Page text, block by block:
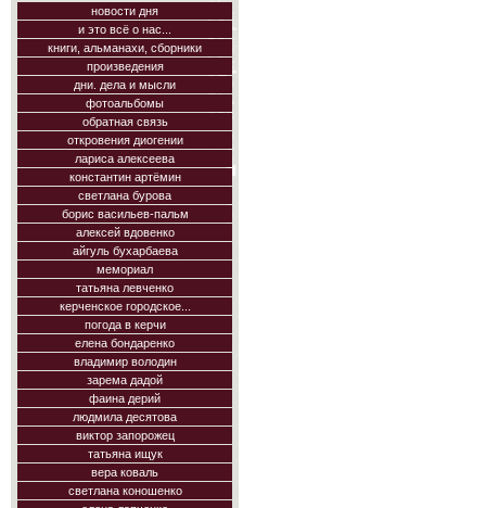
новости дня
и это всё о нас...
книги, альманахи, сборники
произведения
дни. дела и мысли
фотоальбомы
обратная связь
откровения диогении
лариса алексеева
константин артёмин
светлана бурова
борис васильев-пальм
алексей вдовенко
айгуль бухарбаева
мемориал
татьяна левченко
керченское городское...
погода в керчи
елена бондаренко
владимир володин
зарема дадой
фаина дерий
людмила десятова
виктор запорожец
татьяна ищук
вера коваль
светлана коношенко